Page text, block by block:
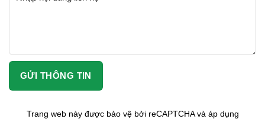
Trang web này được bảo vệ bởi reCAPTCHA và áp dụng